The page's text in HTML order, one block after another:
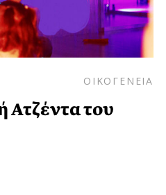
ΟΙΚΟΓΕΝΕΙΑ
Ατζέντα του